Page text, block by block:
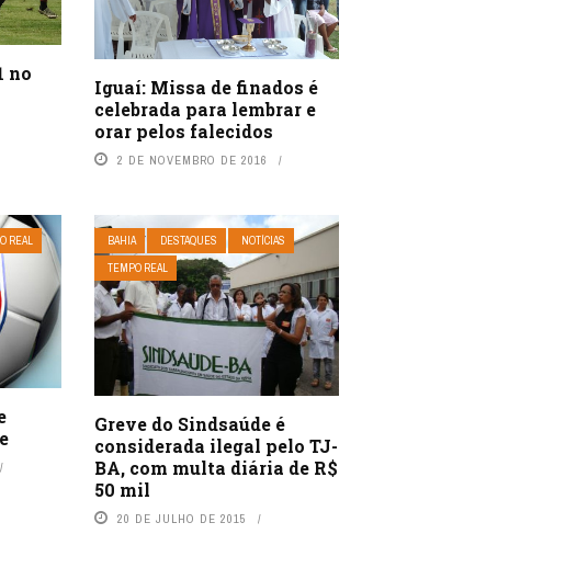
no
Iguaí: Missa de finados é
celebrada para lembrar e
orar pelos falecidos
2 DE NOVEMBRO DE 2016
REAL BAHIA DESTAQUES
NOTÍCIAS
TEMPO REAL
Greve do Sindsaúde é
considerada ilegal pelo TJ-
BA, com multa diária de R$
50 mil
20 DE JULHO DE 2015